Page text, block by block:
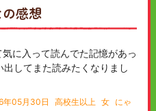
感想
に入って読んでた記憶があっ
してまた読みたくなりまし
年05月30日 高校生以上 女 にゃ